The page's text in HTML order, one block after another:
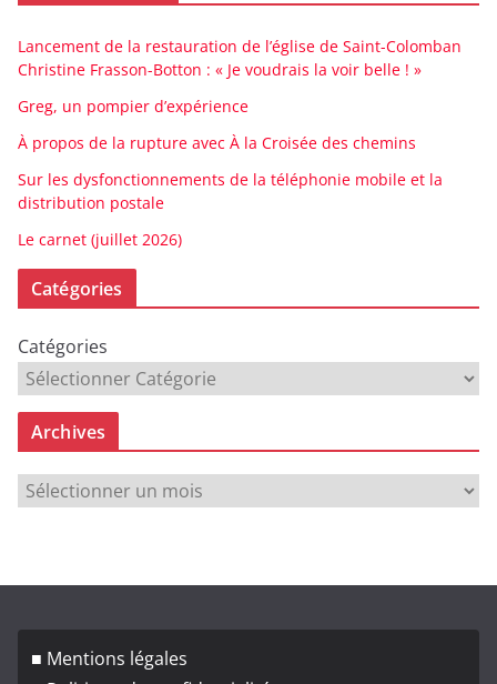
Lancement de la restauration de l’église de Saint-Colomban
Christine Frasson-Botton : « Je voudrais la voir belle ! »
Greg, un pompier d’expérience
À propos de la rupture avec À la Croisée des chemins
Sur les dysfonctionnements de la téléphonie mobile et la
distribution postale
Le carnet (juillet 2026)
Catégories
Catégories
Archives
A
h
■ Mentions légales